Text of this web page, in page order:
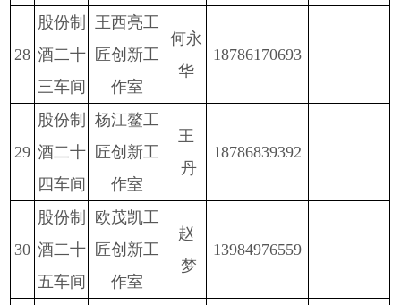
28
股份制
酒二十
三车间
王西亮工
匠创新工
作室
何永
华
18786170693
29
股份制
酒二十
四车间
杨江鳌工
匠创新工
作室
王
丹
18786839392
30
股份制
酒二十
五车间
欧茂凯工
匠创新工
作室
赵
梦
13984976559